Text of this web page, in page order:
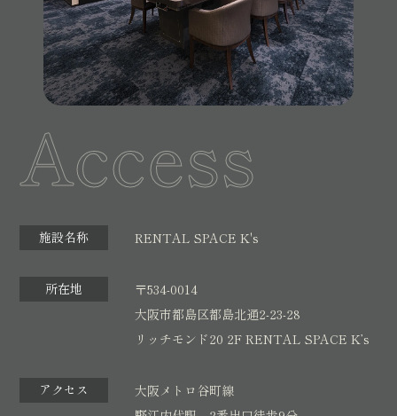
Access
施設名称 RENTAL SPACE K's
所在地
〒534-0014
大阪市都島区都島北通2-23-28
リッチモンド20 2F RENTAL SPACE K’s
アクセス
大阪メトロ谷町線